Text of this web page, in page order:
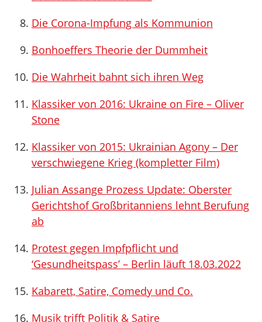
Die Corona-Impfung als Kommunion
Bonhoeffers Theorie der Dummheit
Die Wahrheit bahnt sich ihren Weg
Klassiker von 2016: Ukraine on Fire – Oliver
Stone
Klassiker von 2015: Ukrainian Agony – Der
verschwiegene Krieg (kompletter Film)
Julian Assange Prozess Update: Oberster
Gerichtshof Großbritanniens lehnt Berufung
ab
Protest gegen Impfpflicht und
‘Gesundheitspass’ – Berlin läuft 18.03.2022
Kabarett, Satire, Comedy und Co.
Musik trifft Politik & Satire